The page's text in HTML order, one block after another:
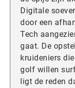
Digitale
door een
Tech
gaat. De
kruideniers
golf willen
ligt de reden